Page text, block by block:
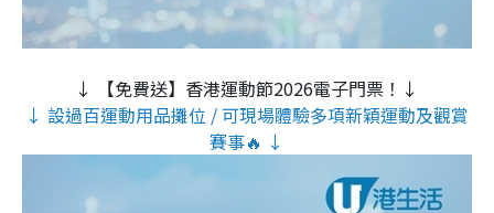
↓ 【免費送】香港運動節2026電子門票！↓
↓ 設過百運動用品攤位 / 可現場體驗多項新穎運動及觀賞
賽事🔥 ↓